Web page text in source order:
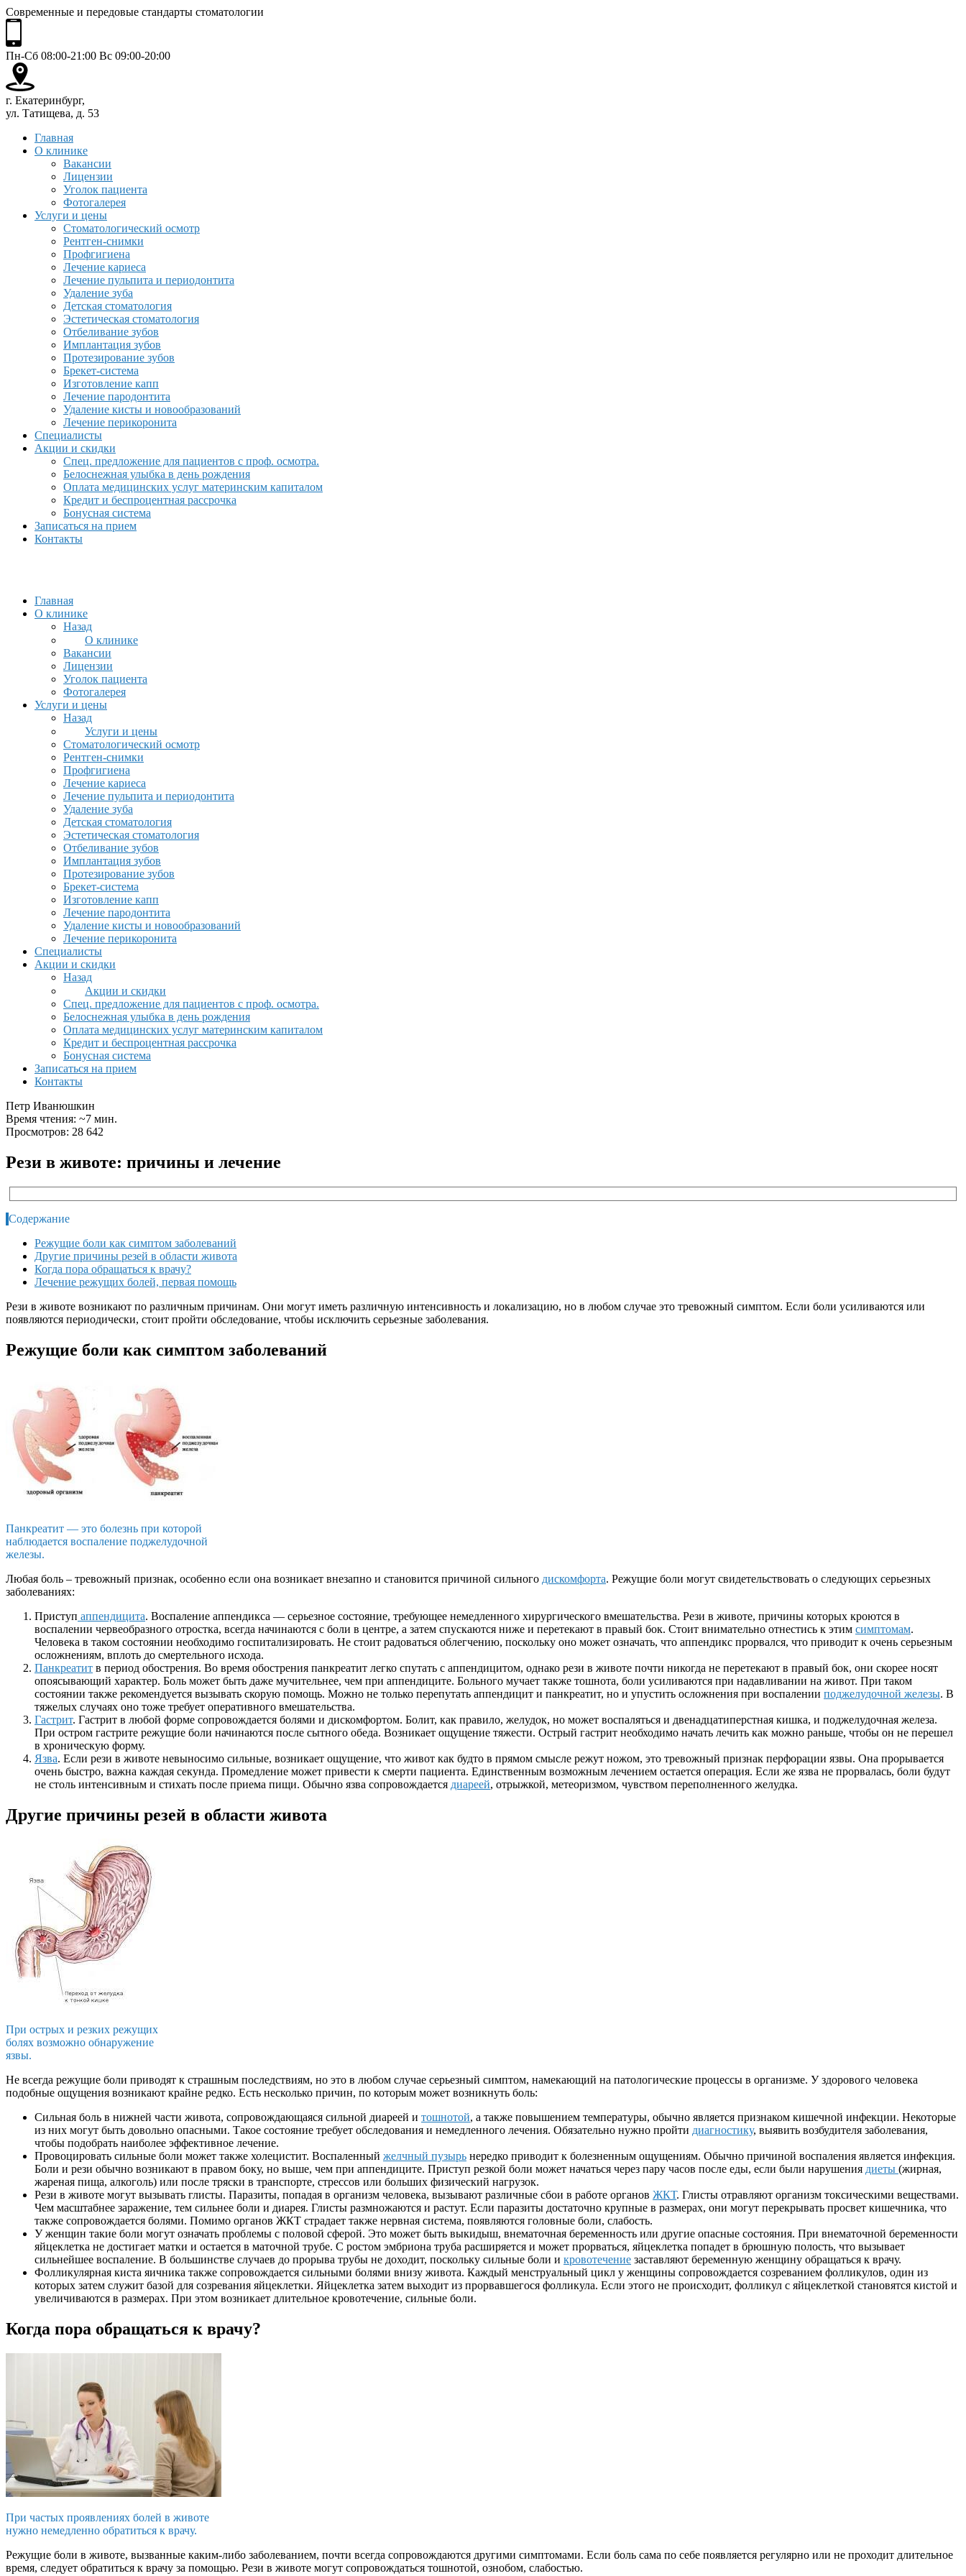
Современные и передовые стандарты стоматологии
Пн-Сб 08:00-21:00 Вс 09:00-20:00
г. Екатеринбург,
ул. Татищева, д. 53
Главная
О клинике
Вакансии
Лицензии
Уголок пациента
Фотогалерея
Услуги и цены
Стоматологический осмотр
Рентген-снимки
Профгигиена
Лечение кариеса
Лечение пульпита и периодонтита
Удаление зуба
Детская стоматология
Эстетическая стоматология
Отбеливание зубов
Имплантация зубов
Протезирование зубов
Брекет-система
Изготовление капп
Лечение пародонтита
Удаление кисты и новообразований
Лечение перикоронита
Специалисты
Акции и скидки
Спец. предложение для пациентов с проф. осмотра.
Белоснежная улыбка в день рождения
Оплата медицинских услуг материнским капиталом
Кредит и беспроцентная рассрочка
Бонусная система
Записаться на прием
Контакты
Главная
О клинике
Назад
О клинике
Вакансии
Лицензии
Уголок пациента
Фотогалерея
Услуги и цены
Назад
Услуги и цены
Стоматологический осмотр
Рентген-снимки
Профгигиена
Лечение кариеса
Лечение пульпита и периодонтита
Удаление зуба
Детская стоматология
Эстетическая стоматология
Отбеливание зубов
Имплантация зубов
Протезирование зубов
Брекет-система
Изготовление капп
Лечение пародонтита
Удаление кисты и новообразований
Лечение перикоронита
Специалисты
Акции и скидки
Назад
Акции и скидки
Спец. предложение для пациентов с проф. осмотра.
Белоснежная улыбка в день рождения
Оплата медицинских услуг материнским капиталом
Кредит и беспроцентная рассрочка
Бонусная система
Записаться на прием
Контакты
Петр Иванюшкин
Время чтения: ~7 мин.
Просмотров: 28 642
Рези в животе: причины и лечение
Содержание
Режущие боли как симптом заболеваний
Другие причины резей в области живота
Когда пора обращаться к врачу?
Лечение режущих болей, первая помощь
Рези в животе возникают по различным причинам. Они могут иметь различную интенсивность и локализацию, но в любом случае это тревожный симптом. Если боли усиливаются или
появляются периодически, стоит пройти обследование, чтобы исключить серьезные заболевания.
Режущие боли как симптом заболеваний
Панкреатит — это болезнь при которой
наблюдается воспаление поджелудочной
железы.
Любая боль – тревожный признак, особенно если она возникает внезапно и становится причиной сильного дискомфорта. Режущие боли могут свидетельствовать о следующих серьезных
заболеваниях:
Приступ аппендицита. Воспаление аппендикса — серьезное состояние, требующее немедленного хирургического вмешательства. Рези в животе, причины которых кроются в
воспалении червеобразного отростка, всегда начинаются с боли в центре, а затем спускаются ниже и перетекают в правый бок. Стоит внимательно отнестись к этим симптомам.
Человека в таком состоянии необходимо госпитализировать. Не стоит радоваться облегчению, поскольку оно может означать, что аппендикс прорвался, что приводит к очень серьезным
осложнениям, вплоть до смертельного исхода.
Панкреатит в период обострения. Во время обострения панкреатит легко спутать с аппендицитом, однако рези в животе почти никогда не перетекают в правый бок, они скорее носят
опоясывающий характер. Боль может быть даже мучительнее, чем при аппендиците. Больного мучает также тошнота, боли усиливаются при надавливании на живот. При таком
состоянии также рекомендуется вызывать скорую помощь. Можно не только перепутать аппендицит и панкреатит, но и упустить осложнения при воспалении поджелудочной железы. В
тяжелых случаях оно тоже требует оперативного вмешательства.
Гастрит. Гастрит в любой форме сопровождается болями и дискомфортом. Болит, как правило, желудок, но может воспаляться и двенадцатиперстная кишка, и поджелудочная железа.
При остром гастрите режущие боли начинаются после сытного обеда. Возникает ощущение тяжести. Острый гастрит необходимо начать лечить как можно раньше, чтобы он не перешел
в хроническую форму.
Язва. Если рези в животе невыносимо сильные, возникает ощущение, что живот как будто в прямом смысле режут ножом, это тревожный признак перфорации язвы. Она прорывается
очень быстро, важна каждая секунда. Промедление может привести к смерти пациента. Единственным возможным лечением остается операция. Если же язва не прорвалась, боли будут
не столь интенсивным и стихать после приема пищи. Обычно язва сопровождается диареей, отрыжкой, метеоризмом, чувством переполненного желудка.
Другие причины резей в области живота
При острых и резких режущих
болях возможно обнаружение
язвы.
Не всегда режущие боли приводят к страшным последствиям, но это в любом случае серьезный симптом, намекающий на патологические процессы в организме. У здорового человека
подобные ощущения возникают крайне редко. Есть несколько причин, по которым может возникнуть боль:
Сильная боль в нижней части живота, сопровождающаяся сильной диареей и тошнотой, а также повышением температуры, обычно является признаком кишечной инфекции. Некоторые
из них могут быть довольно опасными. Такое состояние требует обследования и немедленного лечения. Обязательно нужно пройти диагностику, выявить возбудителя заболевания,
чтобы подобрать наиболее эффективное лечение.
Провоцировать сильные боли может также холецистит. Воспаленный желчный пузырь нередко приводит к болезненным ощущениям. Обычно причиной воспаления является инфекция.
Боли и рези обычно возникают в правом боку, но выше, чем при аппендиците. Приступ резкой боли может начаться через пару часов после еды, если были нарушения диеты (жирная,
жареная пища, алкоголь) или после тряски в транспорте, стрессов или больших физический нагрузок.
Рези в животе могут вызывать глисты. Паразиты, попадая в организм человека, вызывают различные сбои в работе органов ЖКТ. Глисты отравляют организм токсическими веществами.
Чем масштабнее заражение, тем сильнее боли и диарея. Глисты размножаются и растут. Если паразиты достаточно крупные в размерах, они могут перекрывать просвет кишечника, что
также сопровождается болями. Помимо органов ЖКТ страдает также нервная система, появляются головные боли, слабость.
У женщин такие боли могут означать проблемы с половой сферой. Это может быть выкидыш, внематочная беременность или другие опасные состояния. При внематочной беременности
яйцеклетка не достигает матки и остается в маточной трубе. С ростом эмбриона труба расширяется и может прорваться, яйцеклетка попадет в брюшную полость, что вызывает
сильнейшее воспаление. В большинстве случаев до прорыва трубы не доходит, поскольку сильные боли и кровотечение заставляют беременную женщину обращаться к врачу.
Фолликулярная киста яичника также сопровождается сильными болями внизу живота. Каждый менструальный цикл у женщины сопровождается созреванием фолликулов, один из
которых затем служит базой для созревания яйцеклетки. Яйцеклетка затем выходит из прорвавшегося фолликула. Если этого не происходит, фолликул с яйцеклеткой становятся кистой и
увеличиваются в размерах. При этом возникает длительное кровотечение, сильные боли.
Когда пора обращаться к врачу?
При частых проявлениях болей в животе
нужно немедленно обратиться к врачу.
Режущие боли в животе, вызванные каким-либо заболеванием, почти всегда сопровождаются другими симптомами. Если боль сама по себе появляется регулярно или не проходит длительное
время, следует обратиться к врачу за помощью. Рези в животе могут сопровождаться тошнотой, ознобом, слабостью.